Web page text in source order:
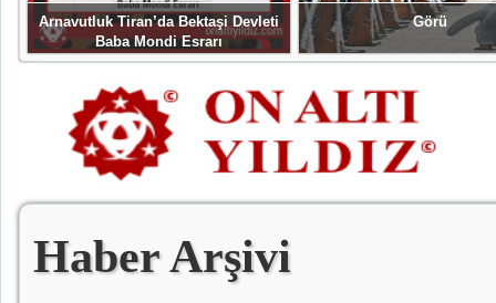
Arnavutluk Tiran’da Bektaşi Devleti
Baba Mondi Esrarı
Görü
Haber Arşivi